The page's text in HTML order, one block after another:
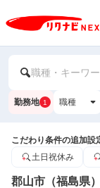
職種・キーワ
勤務地 1 職種
こだわり条件の追加設
土日祝休み
郡山市（福島県